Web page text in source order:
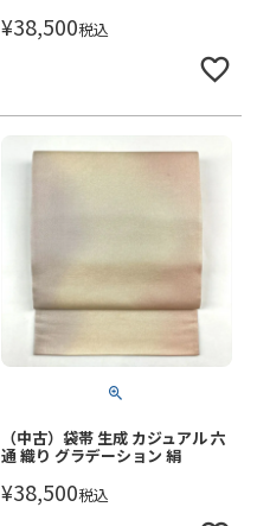
¥38,500税込
（中古）袋帯 生成 カジュアル 六
通 織り グラデーション 絹
¥38,500税込